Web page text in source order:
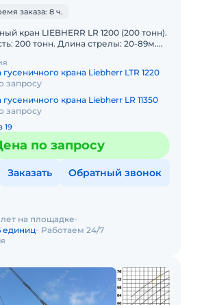
заказа: 8 ч.
кран LIEBHERR LR 1200 (200 тонн).
стрелы: 20-89м.
крана Liebherr LTR 1220
запросу
крана Liebherr LR 11350
запросу
19
по запросу
Заказать Обратный звонок
лет на площадке
единиц Работаем 24/7